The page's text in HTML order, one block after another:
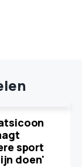
sport
doen'